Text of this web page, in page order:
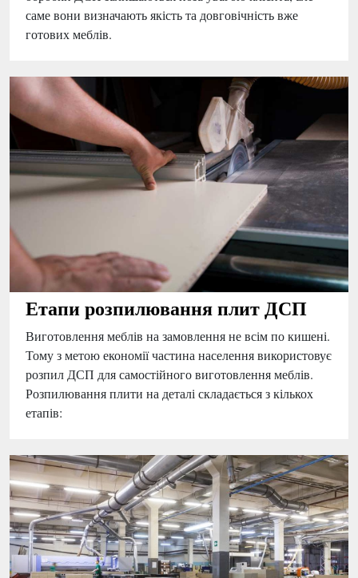
саме вони визначають якість та довговічність вже
готових меблів.
Етапи розпилювання плит ДСП
Виготовлення меблів на замовлення не всім по кишені.
Тому з метою економії частина населення використовує
розпил ДСП для самостійного виготовлення меблів.
Розпилювання плити на деталі складається з кількох
етапів: